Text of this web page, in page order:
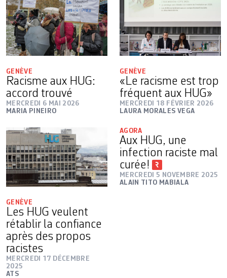
GENÈVE
Racisme aux HUG:
accord trouvé
MERCREDI 6 MAI 2026
MARIA PINEIRO
GENÈVE
«Le racisme est trop
fréquent aux HUG»
MERCREDI 18 FÉVRIER 2026
LAURA MORALES VEGA
GENÈVE
Les HUG veulent
rétablir la confiance
après des propos
racistes
MERCREDI 17 DÉCEMBRE
2025
ATS
AGORA
Aux HUG, une
infection raciste mal
curée!
MERCREDI 5 NOVEMBRE 2025
ALAIN TITO MABIALA